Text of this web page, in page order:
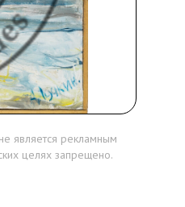
является рекламным
целях запрещено.